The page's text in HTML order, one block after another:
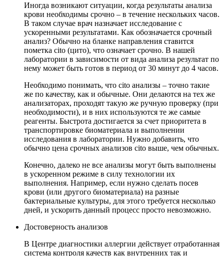
Иногда возникают ситуации, когда результаты анализа
крови необходимы срочно – в течение нескольких часов.
В таком случае врач назначает исследование с
ускоренными результатами. Как обозначается срочный
анализ? Обычно на бланке направления ставится
пометка cito (цито), что означает срочно. В нашей
лаборатории в зависимости от вида анализа результат по
нему может быть готов в период от 30 минут до 4 часов.
Необходимо понимать, что cito анализы – точно такие
же по качеству, как и обычные. Они делаются на тех же
анализаторах, проходят такую же ручную проверку (при
необходимости), и в них используются те же самые
реагенты. Быстрота достигается за счет приоритета в
транспортировке биоматериала и выполнении
исследования в лаборатории. Нужно добавить, что
обычно цена срочных анализов cito выше, чем обычных.
Конечно, далеко не все анализы могут быть выполнены
в ускоренном режиме в силу технологии их
выполнения. Например, если нужно сделать посев
крови (или другого биоматериала) на разные
бактериальные культуры, для этого требуется несколько
дней, и ускорить данный процесс просто невозможно.
Достоверность анализов
В Центре диагностики аллергии действует отработанная
система контроля качеств как внутренних так и